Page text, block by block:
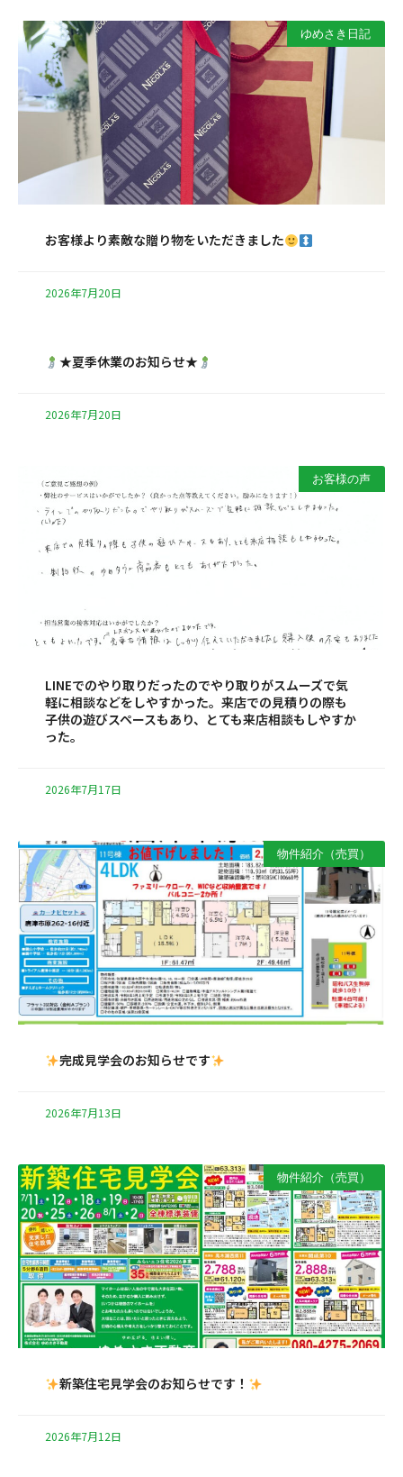
ゆめさき日記
お客様より素敵な贈り物をいただきました
2026年7月20日
★夏季休業のお知らせ★
2026年7月20日
お客様の声
LINEでのやり取りだったのでやり取りがスムーズで気
軽に相談などをしやすかった。来店での見積りの際も
子供の遊びスペースもあり、とても来店相談もしやすか
った。
2026年7月17日
物件紹介（売買）
完成見学会のお知らせです
2026年7月13日
物件紹介（売買）
新築住宅見学会のお知らせです！
2026年7月12日